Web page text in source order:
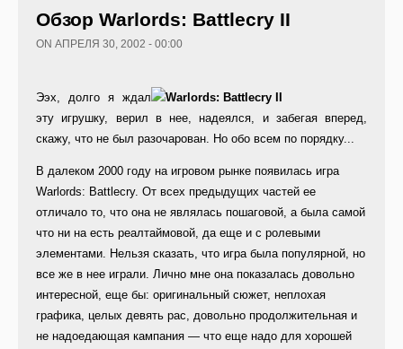
Обзор Warlords: Battlecry II
ON АПРЕЛЯ 30, 2002 - 00:00
Ээх, долго я ждал
эту игрушку, верил в нее, надеялся, и забегая вперед,
скажу, что не был разочарован. Но обо всем по порядку...
В далеком 2000 году на игровом рынке появилась игра
Warlords: Battlecry. От всех предыдущих частей ее
отличало то, что она не являлась пошаговой, а была самой
что ни на есть реалтаймовой, да еще и с ролевыми
элементами. Нельзя сказать, что игра была популярной, но
все же в нее играли. Лично мне она показалась довольно
интересной, еще бы: оригинальный сюжет, неплохая
графика, целых девять рас, довольно продолжительная и
не надоедающая кампания — что еще надо для хорошей